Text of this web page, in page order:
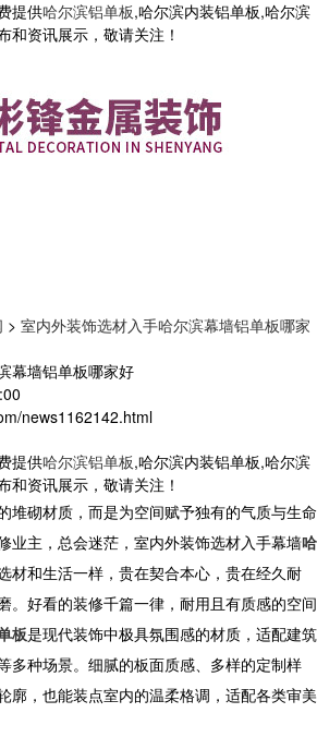
提供哈尔滨铝单板,哈尔滨内装铝单板,哈尔滨
和资讯展示，敬请关注！
> 室内外装饰选材入手哈尔滨幕墙铝单板哪家
幕墙铝单板哪家好
news1162142.html
提供哈尔滨铝单板,哈尔滨内装铝单板,哈尔滨
和资讯展示，敬请关注！
堆砌材质，而是为空间赋予独有的气质与生命
业主，总会迷茫，室内外装饰选材入手幕墙哈
材和生活一样，贵在契合本心，贵在经久耐
。好看的装修千篇一律，耐用且有质感的空间
板是现代装饰中极具氛围感的材质，适配建筑
多种场景。细腻的板面质感、多样的定制样
廓，也能装点室内的温柔格调，适配各类审美